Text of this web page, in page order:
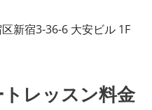
新宿3-36-6 大安ビル 1F
トレッスン料金